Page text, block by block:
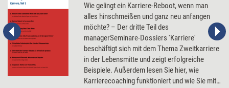
Wie gelingt ein Karriere-Reboot, wenn man
alles hinschmeißen und ganz neu anfangen
möchte? – Der dritte Teil des
managerSeminare-Dossiers 'Karriere'
beschäftigt sich mit dem Thema Zweitkarriere
in der Lebensmitte und zeigt erfolgreiche
Beispiele. Außerdem lesen Sie hier, wie
Karrierecoaching funktioniert und wie Sie mit